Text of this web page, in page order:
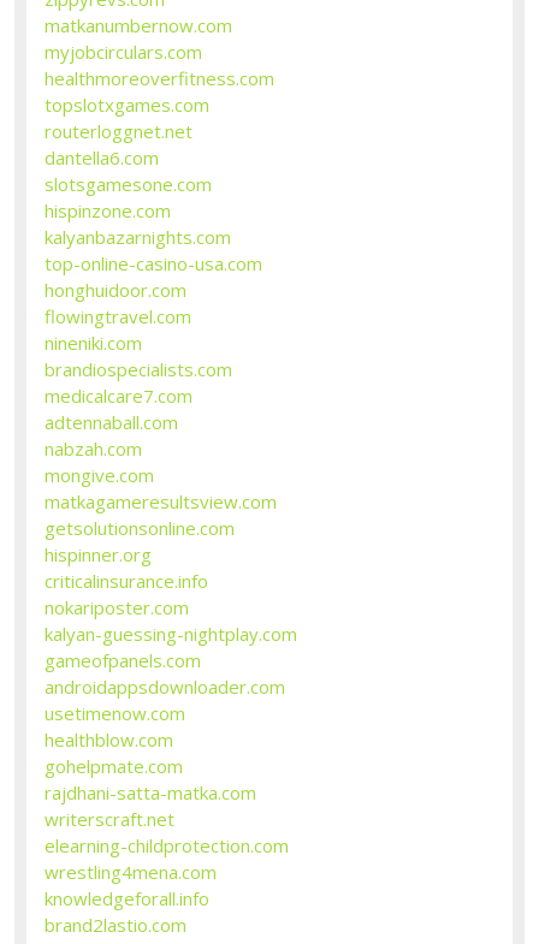
matkanumbernow.com
myjobcirculars.com
healthmoreoverfitness.com
topslotxgames.com
routerloggnet.net
dantella6.com
slotsgamesone.com
hispinzone.com
kalyanbazarnights.com
top-online-casino-usa.com
honghuidoor.com
flowingtravel.com
nineniki.com
brandiospecialists.com
medicalcare7.com
adtennaball.com
nabzah.com
mongive.com
matkagameresultsview.com
getsolutionsonline.com
hispinner.org
criticalinsurance.info
nokariposter.com
kalyan-guessing-nightplay.com
gameofpanels.com
androidappsdownloader.com
usetimenow.com
healthblow.com
gohelpmate.com
rajdhani-satta-matka.com
writerscraft.net
elearning-childprotection.com
wrestling4mena.com
knowledgeforall.info
brand2lastio.com